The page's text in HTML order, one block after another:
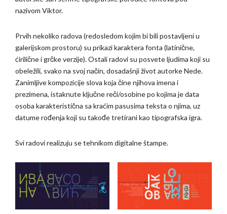
nazivom Viktor.
Prvih nekoliko radova (redosledom kojim bi bili postavljeni u
galerijskom prostoru) su prikazi karaktera fonta (latinične,
ćirilične i grčke verzije). Ostali radovi su posvete ljudima koji su
obeležili, svako na svoj način, dosadašnji život autorke Nede.
Zanimljive kompozicije slova koja čine njihova imena i
prezimena, istaknute ključne reči/osobine po kojima je data
osoba karakteristična sa kraćim pasusima teksta o njima, uz
datume rođenja koji su takođe tretirani kao tipografska igra.
Svi radovi realizuju se tehnikom digitalne štampe.